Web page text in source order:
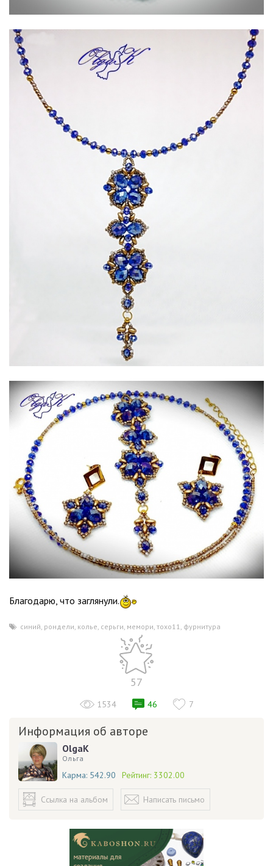
Благодарю, что заглянули.
синий рондели колье серьги мемори тохо11 фурнитура
57
1534 46 7
Информация об авторе
OlgaK
Ольга
Карма: 542.90 Рейтинг: 3302.00
Ссылка на альбом Написать письмо